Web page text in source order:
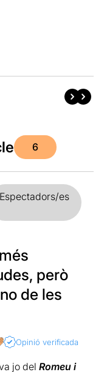
6
Espectadors/es
però
de les
Opinió verificada
jo del Romeu i